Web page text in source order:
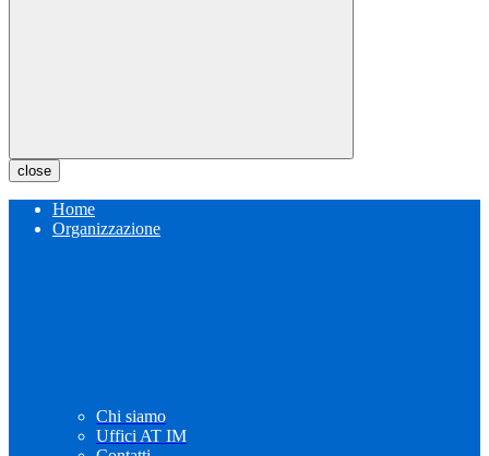
close
Home
Organizzazione
Chi siamo
Uffici AT IM